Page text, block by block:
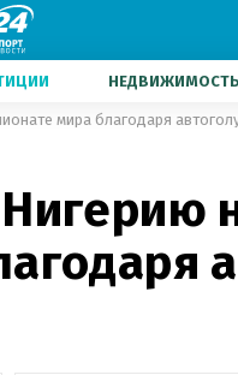
НЕДВИЖИМОСТЬ
мира благодаря